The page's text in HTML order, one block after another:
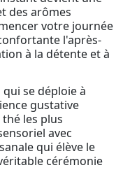
des arômes
votre journée
l'après-
à la détente et à
se déploie à
gustative
les plus
avec
qui élève le
cérémonie